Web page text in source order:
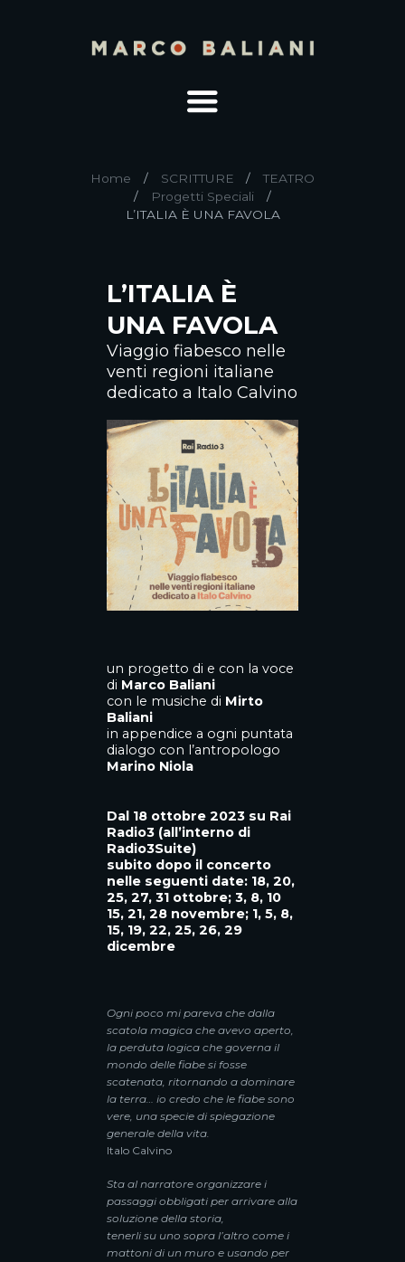
Home SCRITTURE
TEATRO
Progetti Speciali
L’ITALIA È UNA FAVOLA
L’ITALIA È
UNA FAVOLA
Viaggio fiabesco nelle
venti regioni italiane
dedicato a Italo Calvino
un progetto di e con la voce
di Marco Baliani
con le musiche di Mirto
Baliani
in appendice a ogni puntata
dialogo con l’antropologo
Marino Niola
Dal 18 ottobre 2023 su Rai
Radio3 (all’interno di
Radio3Suite)
subito dopo il concerto
nelle seguenti date: 18, 20,
25, 27, 31 ottobre; 3, 8, 10
15, 21, 28 novembre; 1, 5, 8,
15, 19, 22, 25, 26, 29
dicembre
Ogni poco mi pareva che dalla
scatola magica che avevo aperto,
la perduta logica che governa il
mondo delle fiabe si fosse
scatenata, ritornando a dominare
la terra… io credo che le fiabe sono
vere, una specie di spiegazione
generale della vita.
Italo Calvino
Sta al narratore organizzare i
passaggi obbligati per arrivare alla
soluzione della storia,
tenerli su uno sopra l’altro come i
mattoni di un muro e usando per